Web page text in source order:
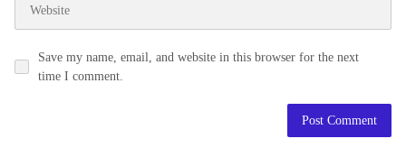
Save my name, email, and website in this browser for the next
time I comment.